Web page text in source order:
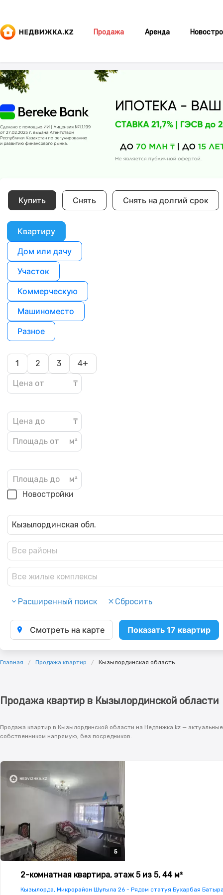
Продажа Аренда
Купить Снять Снять на долгий срок
Квартиру
Дом или дачу
Участок
Коммерческую
Машиноместо
Разное
1 2 3 4+
Новостройки
Кызылординская обл.
Все районы
Все жилые комплексы
Расширенный поиск Сбросить
Смотреть на карте Показать 17 квартир
Главная Продажа квартир Кызылординская область
Продажа квартир в Кызылординской области
Продажа квартир в Кызылординской области на Недвижка.kz —
собственником напрямую, без посредников.
5
5
5
5
5
2-комнатная квартира, этаж 5 из 5, 44 м²
Кызылорда, Микрорайон Шұғыла 26 - Рядом статуя Бухарбая